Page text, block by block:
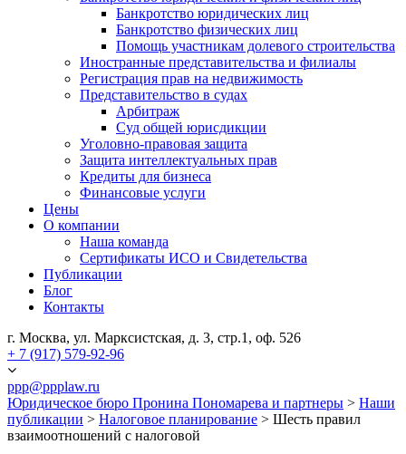
Банкротство юридических лиц
Банкротство физических лиц
Помощь участникам долевого строительства
Иностранные представительства и филиалы
Регистрация прав на недвижимость
Представительство в судах
Арбитраж
Суд общей юрисдикции
Уголовно-правовая защита
Защита интеллектуальных прав
Кредиты для бизнеса
Финансовые услуги
Цены
О компании
Наша команда
Сертификаты ИСО и Свидетельства
Публикации
Блог
Контакты
г. Москва, ул. Марксистская, д. 3, стр.1, оф. 526
+ 7 (917) 579-92-96
ppp@ppplaw.ru
Юридическое бюро Пронина Пономарева и партнеры > Наши
публикации > Налоговое планирование > Шесть правил
взаимоотношений с налоговой